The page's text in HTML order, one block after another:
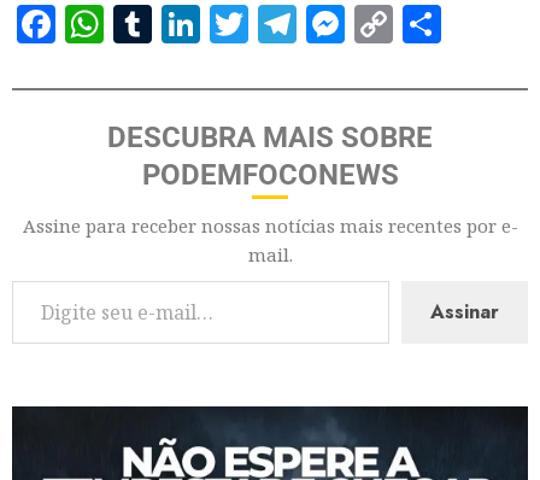
Facebook
WhatsApp
Tumblr
LinkedIn
Twitter
Telegram
Messenger
Copy
DESCUBRA MAIS SOBRE
PODEMFOCONEWS
Assine para receber nossas notícias mais recentes por e-
mail.
Assinar